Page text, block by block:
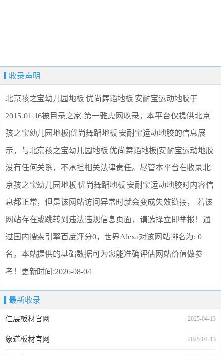
收录声明
北京孩之宝幼儿园地板|优尚舞蹈地板|安耐宝运动地胶于
2015-01-16被目录之家-第一雅虎网收录，本平台仅提供北京
孩之宝幼儿园地板|优尚舞蹈地板|安耐宝运动地胶的信息展
示，与北京孩之宝幼儿园地板|优尚舞蹈地板|安耐宝运动地胶
没有任何关系，不承担相关法律责任。尽管本平台在收录北
京孩之宝幼儿园地板|优尚舞蹈地板|安耐宝运动地胶时内容信
息都正常，但是该网站访问异常时就会变成失效链接， 若该
网站存在或跳转到违法违规信息页面，请选择立即举报 ！通
过国内搜索引擎百度评分0，世界Alexa对该网站排名为: 0
名。本站提供的基础数据可为您能准确评估网站价值做参
考！ 更新时间:2026-08-04
最新收录
2025-04-13
仁展板材官网
2025-04-13
象道板材官网